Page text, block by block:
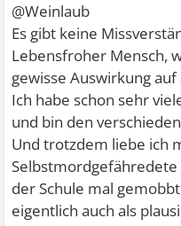
@Weinlaub
Es gibt keine
Lebensfroher Mensch,
gewisse Auswirkung
Ich habe schon sehr
und bin den
Und trotzdem liebe ich
der Schule mal
eigentlich auch als